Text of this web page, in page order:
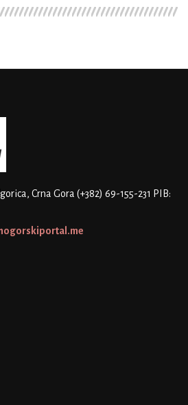
Crna Gora (+382) 69-155-231 PIB: